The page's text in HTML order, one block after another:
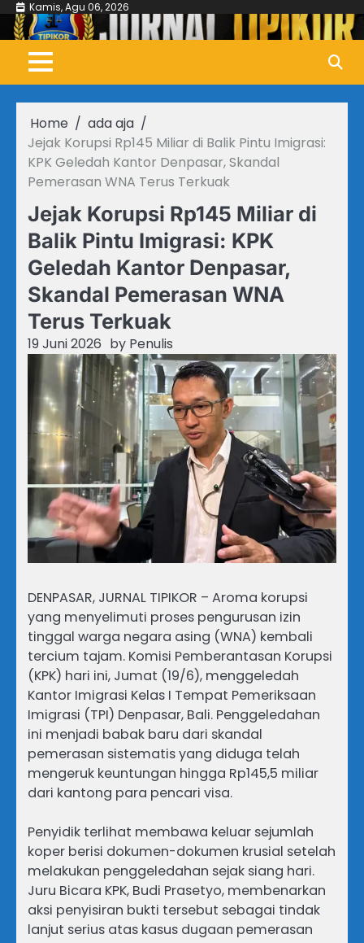
Skip
content
Kamis, Agu 06, 2026
Home
ada aja
Jejak Korupsi Rp145 Miliar di Balik Pintu Imigrasi:
KPK Geledah Kantor Denpasar, Skandal
Pemerasan WNA Terus Terkuak
Jejak Korupsi Rp145 Miliar di
Balik Pintu Imigrasi: KPK
Geledah Kantor Denpasar,
Skandal Pemerasan WNA
Terus Terkuak
19 Juni 2026 by Penulis
DENPASAR, JURNAL TIPIKOR – Aroma korupsi
yang menyelimuti proses pengurusan izin
tinggal warga negara asing (WNA) kembali
tercium tajam. Komisi Pemberantasan Korupsi
(KPK) hari ini, Jumat (19/6), menggeledah
Kantor Imigrasi Kelas I Tempat Pemeriksaan
Imigrasi (TPI) Denpasar, Bali. Penggeledahan
ini menjadi babak baru dari skandal
pemerasan sistematis yang diduga telah
mengeruk keuntungan hingga Rp145,5 miliar
dari kantong para pencari visa.
Penyidik terlihat membawa keluar sejumlah
koper berisi dokumen-dokumen krusial setelah
melakukan penggeledahan sejak siang hari.
Juru Bicara KPK, Budi Prasetyo, membenarkan
aksi penyisiran bukti tersebut sebagai tindak
lanjut serius atas kasus dugaan pemerasan